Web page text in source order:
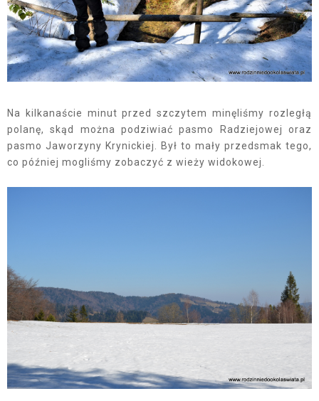
Na kilkanaście minut przed szczytem minęliśmy rozległą
polanę, skąd można podziwiać pasmo Radziejowej oraz
pasmo Jaworzyny Krynickiej. Był to mały przedsmak tego,
co później mogliśmy zobaczyć z wieży widokowej.